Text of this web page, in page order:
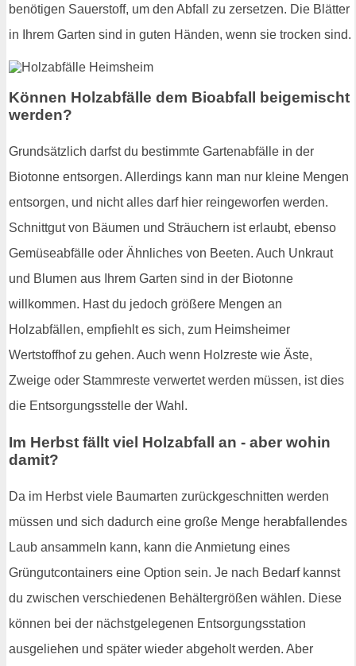
benötigen Sauerstoff, um den Abfall zu zersetzen. Die Blätter
in Ihrem Garten sind in guten Händen, wenn sie trocken sind.
Können Holzabfälle dem Bioabfall beigemischt
werden?
Grundsätzlich darfst du bestimmte Gartenabfälle in der
Biotonne entsorgen. Allerdings kann man nur kleine Mengen
entsorgen, und nicht alles darf hier reingeworfen werden.
Schnittgut von Bäumen und Sträuchern ist erlaubt, ebenso
Gemüseabfälle oder Ähnliches von Beeten. Auch Unkraut
und Blumen aus Ihrem Garten sind in der Biotonne
willkommen. Hast du jedoch größere Mengen an
Holzabfällen, empfiehlt es sich, zum Heimsheimer
Wertstoffhof zu gehen. Auch wenn Holzreste wie Äste,
Zweige oder Stammreste verwertet werden müssen, ist dies
die Entsorgungsstelle der Wahl.
Im Herbst fällt viel Holzabfall an - aber wohin
damit?
Da im Herbst viele Baumarten zurückgeschnitten werden
müssen und sich dadurch eine große Menge herabfallendes
Laub ansammeln kann, kann die Anmietung eines
Grüngutcontainers eine Option sein. Je nach Bedarf kannst
du zwischen verschiedenen Behältergrößen wählen. Diese
können bei der nächstgelegenen Entsorgungsstation
ausgeliehen und später wieder abgeholt werden. Aber